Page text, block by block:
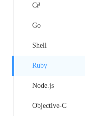
C#
Go
Shell
Ruby
Node.js
Objective-C